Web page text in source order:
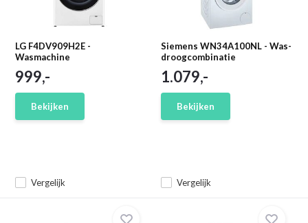
LG F4DV909H2E -
Wasmachine
Vergelijk
999,-
Bekijken
Siemens WN34A100NL - Was-
droogcombinatie
Vergelijk
1.079,-
Bekijken